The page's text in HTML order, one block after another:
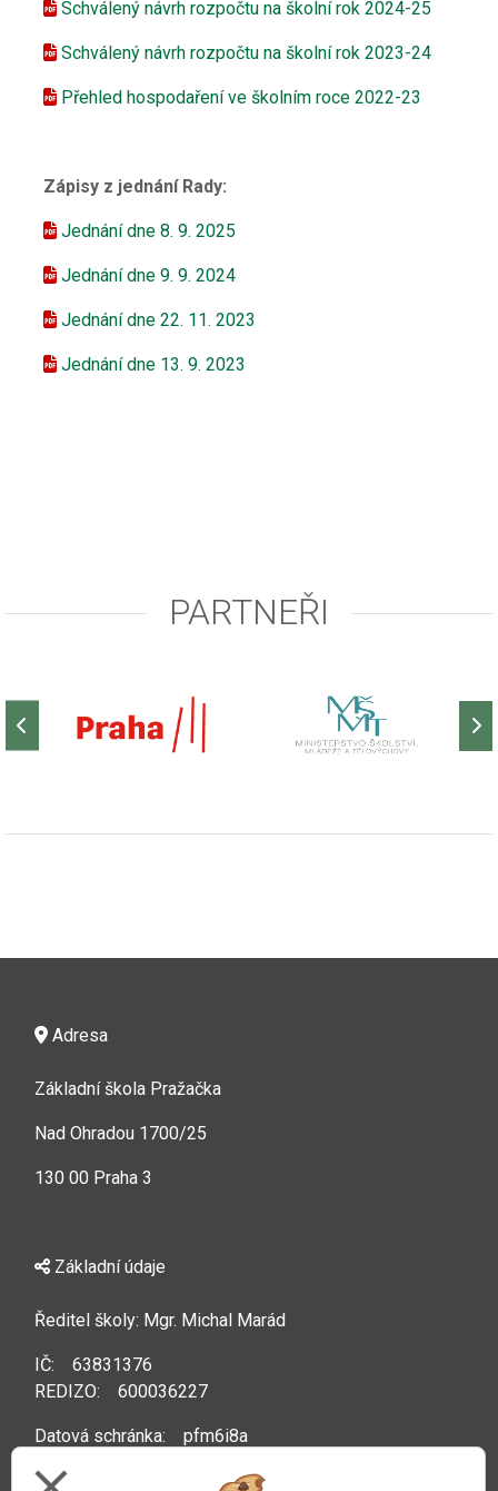
Schválený návrh rozpočtu na školní rok 2024-25
Schválený návrh rozpočtu na školní rok 2023-24
Přehled hospodaření ve školním roce 2022-23
Zápisy z jednání Rady:
Jednání dne 8. 9. 2025
Jednání dne 9. 9. 2024
Jednání dne 22. 11. 2023
Jednání dne 13. 9. 2023
PARTNEŘI
Adresa
Základní škola Pražačka
Nad Ohradou 1700/25
130 00 Praha 3
Základní údaje
Ředitel školy: Mgr. Michal Marád
IČ: 63831376
REDIZO: 600036227
Datová schránka: pfm6i8a